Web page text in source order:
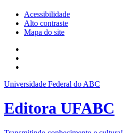
Acessibilidade
Alto contraste
Mapa do site
Universidade Federal do ABC
Editora UFABC